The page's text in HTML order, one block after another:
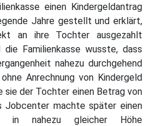
einen Kindergeldantrag
Jahre gestellt und erklärt,
an ihre Tochter ausgezahlt
Familienkasse wusste, dass
nahezu durchgehend
Anrechnung von Kindergeld
sie der Tochter einen Betrag von
Jobcenter machte später einen
in nahezu gleicher Höhe